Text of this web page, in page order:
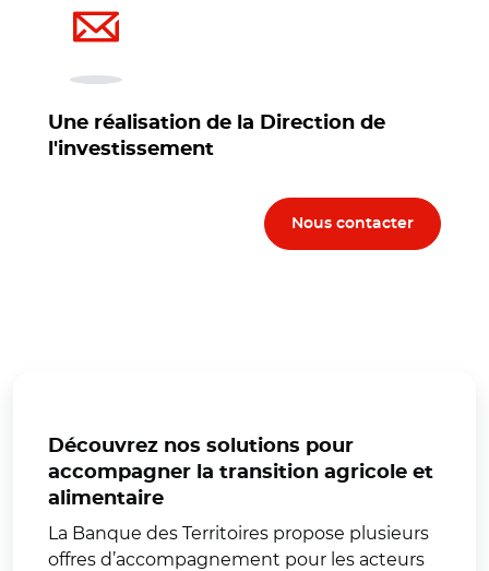
Une réalisation de la Direction de
l'investissement
Nous contacter
Découvrez nos solutions pour
accompagner la transition agricole et
alimentaire
La Banque des Territoires propose plusieurs
offres d’accompagnement pour les acteurs